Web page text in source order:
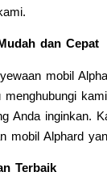
dan Cepat
mobil
menghubungi
Anda inginkan.
mobil Alphard
Terbaik